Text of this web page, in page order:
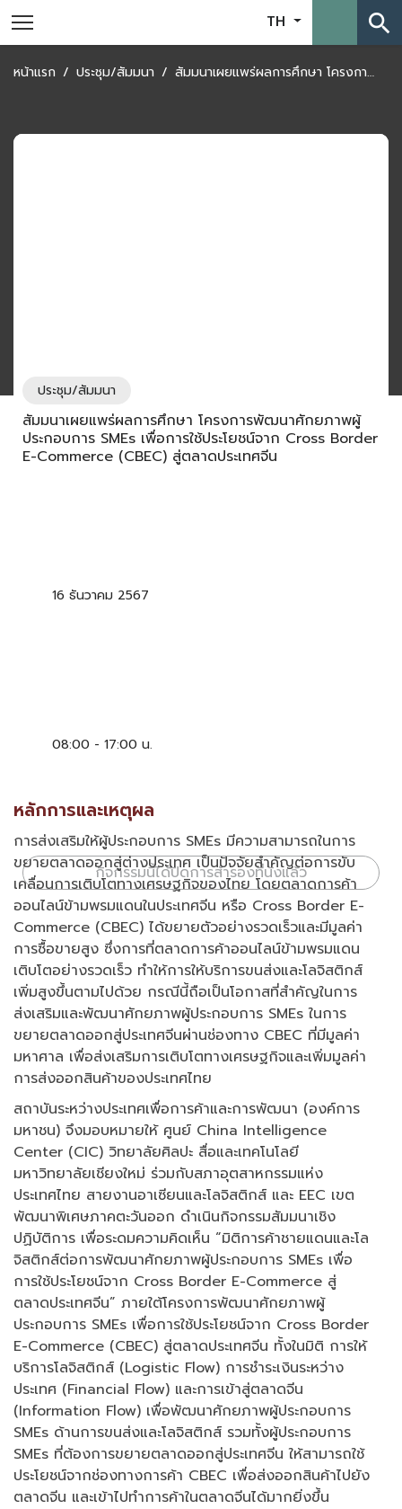
TH search
หน้าแรก ประชุม/สัมมนา สัมมนาเผยแพร่ผลการศึกษา โครงการพัฒนาศักยภาพผู้ประกอบการ SMEs เพื่อการใช้ประโยชน์จาก Cross Border E-Commerce (CBEC) สู่ตลาดประเทศจีน
ประชุม/สัมมนา
สัมมนาเผยแพร่ผลการศึกษา โครงการพัฒนาศักยภาพผู้
ประกอบการ SMEs เพื่อการใช้ประโยชน์จาก Cross Border
E-Commerce (CBEC) สู่ตลาดประเทศจีน
16 ธันวาคม 2567
08:00 - 17:00 น.
กิจกรรมนี้ได้ปิดการสำรองที่นั่งแล้ว
หลักการและเหตุผล
การส่งเสริมให้ผู้ประกอบการ SMEs มีความสามารถในการ
ขยายตลาดออกสู่ต่างประเทศ เป็นปัจจัยสำคัญต่อการขับ
เคลื่อนการเติบโตทางเศรษฐกิจของไทย โดยตลาดการค้า
ออนไลน์ข้ามพรมแดนในประเทศจีน หรือ Cross Border E-
Commerce (CBEC) ได้ขยายตัวอย่างรวดเร็วและมีมูลค่า
การซื้อขายสูง ซึ่งการที่ตลาดการค้าออนไลน์ข้ามพรมแดน
เติบโตอย่างรวดเร็ว ทำให้การให้บริการขนส่งและโลจิสติกส์
เพิ่มสูงขึ้นตามไปด้วย กรณีนี้ถือเป็นโอกาสที่สำคัญในการ
ส่งเสริมและพัฒนาศักยภาพผู้ประกอบการ SMEs ในการ
ขยายตลาดออกสู่ประเทศจีนผ่านช่องทาง CBEC ที่มีมูลค่า
มหาศาล เพื่อส่งเสริมการเติบโตทางเศรษฐกิจและเพิ่มมูลค่า
การส่งออกสินค้าของประเทศไทย
สถาบันระหว่างประเทศเพื่อการค้าและการพัฒนา (องค์การ
มหาชน) จึงมอบหมายให้ ศูนย์ China Intelligence
Center (CIC) วิทยาลัยศิลปะ สื่อและเทคโนโลยี
มหาวิทยาลัยเชียงใหม่ ร่วมกับสภาอุตสาหกรรมแห่ง
ประเทศไทย สายงานอาเซียนและโลจิสติกส์ และ EEC เขต
พัฒนาพิเศษภาคตะวันออก ดำเนินกิจกรรมสัมมนาเชิง
ปฏิบัติการ เพื่อระดมความคิดเห็น “มิติการค้าชายแดนและโล
จิสติกส์ต่อการพัฒนาศักยภาพผู้ประกอบการ SMEs เพื่อ
การใช้ประโยชน์จาก Cross Border E-Commerce สู่
ตลาดประเทศจีน” ภายใต้โครงการพัฒนาศักยภาพผู้
ประกอบการ SMEs เพื่อการใช้ประโยชน์จาก Cross Border
E-Commerce (CBEC) สู่ตลาดประเทศจีน ทั้งในมิติ การให้
บริการโลจิสติกส์ (Logistic Flow) การชำระเงินระหว่าง
ประเทศ (Financial Flow) และการเข้าสู่ตลาดจีน
(Information Flow) เพื่อพัฒนาศักยภาพผู้ประกอบการ
SMEs ด้านการขนส่งและโลจิสติกส์ รวมทั้งผู้ประกอบการ
SMEs ที่ต้องการขยายตลาดออกสู่ประเทศจีน ให้สามารถใช้
ประโยชน์จากช่องทางการค้า CBEC เพื่อส่งออกสินค้าไปยัง
ตลาดจีน และเข้าไปทำการค้าในตลาดจีนได้มากยิ่งขึ้น